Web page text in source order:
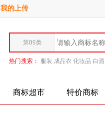
我的上传
热门搜索： 服装 成品衣 化妆品 白酒
商标超市 特价商标